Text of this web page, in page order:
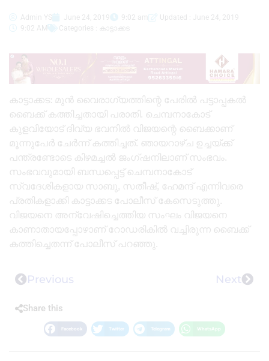
Admin YS June 24, 2019 9:02 am
Updated : June 24, 2019
9:02 AM
Categories : കാട്ടാക്കട
കാട്ടാക്കട: മുൻ വൈരാഗ്യത്തിന്റെ പേരിൽ പട്ടാപ്പകൽ
ബൈക്ക് കത്തിച്ചതായി പരാതി. ചെമ്പനാകോട്
കുളവിയോട് ദിവ്യ ഭവനിൽ വിജയന്റെ ബൈക്കാണ്
മൂന്നുപേർ ചേർന്ന് കത്തിച്ചത്. ഞായറാഴ്ച ഉച്ചയ്ക്ക്
പന്ത്രണ്ടോടെ കിഴമച്ചൽ ജംഗ്ഷനിലാണ് സംഭവം.
സംഭവവുമായി ബന്ധപ്പെട്ട് ചെമ്പനാകോട്
സ്വദേശികളായ സാബു, സതീഷ്, ഹേമന്ദ് എന്നിവരെ
പ്രതികളാക്കി കാട്ടാക്കട പോലീസ് കേസെടുത്തു.
വിജയനെ അന്വേഷിച്ചെത്തിയ സംഘം വിജയനെ
കാണാതായപ്പോഴാണ് റോഡരികിൽ വച്ചിരുന്ന ബൈക്ക്
കത്തിച്ചെതന്ന് പോലീസ് പറഞ്ഞു.
Previous Next
Share this
Facebook Twitter Telegram WhatsApp